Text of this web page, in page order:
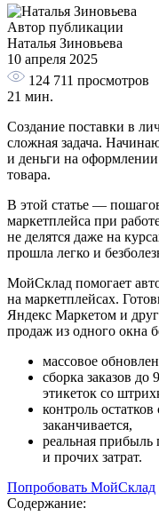
Автор публикации
Наталья Зиновьева
10 апреля 2025
124 711 просмотров
21 мин.
Создание поставки в
сложная задача.
и деньги на
товара.
В этой статье —
маркетплейса при
не делятся даже на
прошла легко и
МойСклад помогает
на маркетплейсах.
Яндекс Маркетом и
продаж из одного окна
массовое
сборка заказов
этикеток со
контроль
заканчивается,
реальная прибыль
и прочих затрат.
Попробовать МойСклад
Содержание: